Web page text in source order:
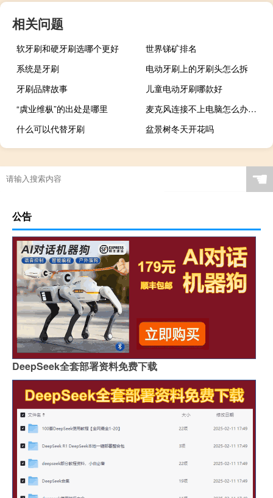
相关问题
软牙刷和硬牙刷选哪个更好
世界锑矿排名
系统是牙刷
电动牙刷上的牙刷头怎么拆
牙刷品牌故事
儿童电动牙刷哪款好
“虡业维枞”的出处是哪里
麦克风连接不上电脑怎么办（麦克风连接不上电脑）
什么可以代替牙刷
盆景树冬天开花吗
☚
公告
DeepSeek全套部署资料免费下载